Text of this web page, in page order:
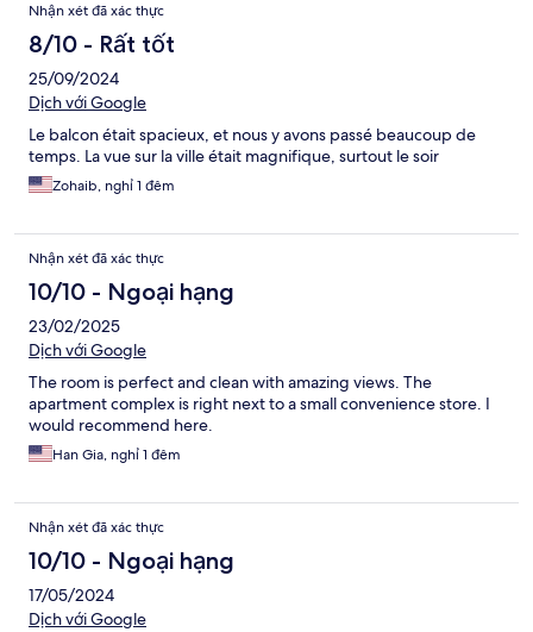
Nhận xét đã xác thực
8/10 - Rất tốt
25/09/2024
Dịch với Google
Le balcon était spacieux, et nous y avons passé beaucoup de
temps. La vue sur la ville était magnifique, surtout le soir
Zohaib, nghỉ 1 đêm
Nhận xét đã xác thực
10/10 - Ngoại hạng
23/02/2025
Dịch với Google
The room is perfect and clean with amazing views. The
apartment complex is right next to a small convenience store. I
would recommend here.
Han Gia, nghỉ 1 đêm
Nhận xét đã xác thực
10/10 - Ngoại hạng
17/05/2024
Dịch với Google